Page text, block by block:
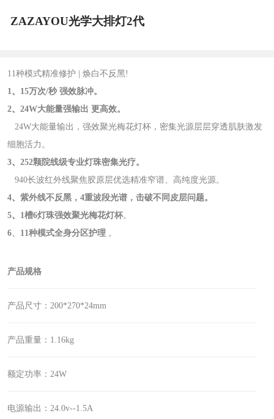
ZAZAYOU光学大排灯2代
11种模式精准修护 | 焕白不反黑!
1、 15万次/秒 强效脉冲。
2、 24W大能量强输出 更高效。
24W大能量输出，强效聚光梅花灯杯，密集光源层层穿透肌肤激发
细胞活力。
3、 252颗院线级专业灯珠密集光疗。
940长波红外线聚焦胶原层优选精准窄谱、高纯度光源。
4、 紫外线不反黑，4重波段光谱，击破不同皮层问题。
5、 1槽6灯珠强效聚光梅花灯杯。
6、 11种模式全身分区护理。
产品规格
产品尺寸：200*270*24mm
产品重量：1.16kg
额定功率：24W
电源输出：24.0v--1.5A